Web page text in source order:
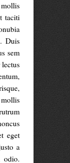
taciti
Duis
sem
eget
a
odio.